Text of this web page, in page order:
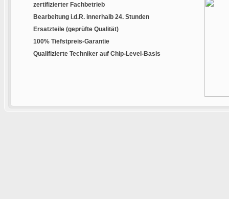
zertifizierter Fachbetrieb
Bearbeitung i.d.R. innerhalb 24. Stunden
Ersatzteile (geprüfte Qualität)
100% Tiefstpreis-Garantie
Qualifizierte Techniker auf Chip-Level-Basis